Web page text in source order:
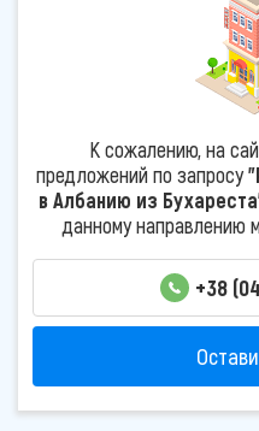
К сожалению, на
предложений по запросу
в Албанию из
данному направлению
+38